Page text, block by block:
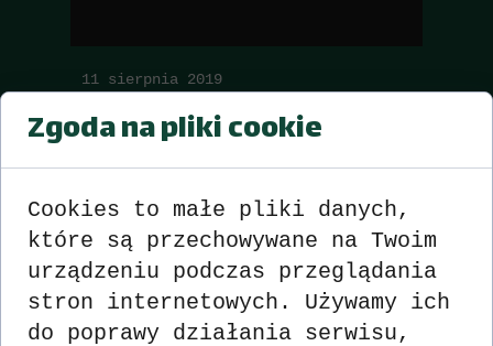
Wyniki Sekcja
11 sierpnia 2019
OTWARTY TURNIEJ SKATA O PUCHAR
BURMISTRZA MIASTA BIAŁA PANA
Wyniki>>> zobacz <<<
Zgoda na pliki cookie
Cookies to małe pliki danych,
które są przechowywane na Twoim
urządzeniu podczas przeglądania
stron internetowych. Używamy ich
do poprawy działania serwisu,